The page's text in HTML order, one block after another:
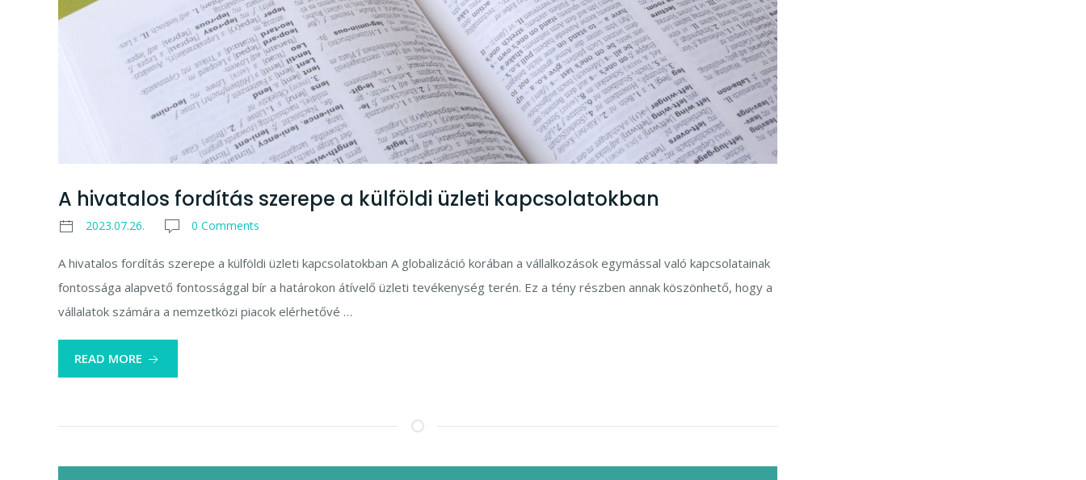
A hivatalos fordítás szerepe a külföldi üzleti kapcsolatokban
2023.07.26. 0 Comments
A hivatalos fordítás szerepe a külföldi üzleti kapcsolatokban A globalizáció korában a vállalkozások egymással való kapcsolatainak
fontossága alapvető fontossággal bír a határokon átívelő üzleti tevékenység terén. Ez a tény részben annak köszönhető, hogy a
vállalatok számára a nemzetközi piacok elérhetővé …
READ MORE